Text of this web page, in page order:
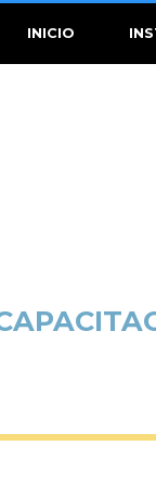
INICIO